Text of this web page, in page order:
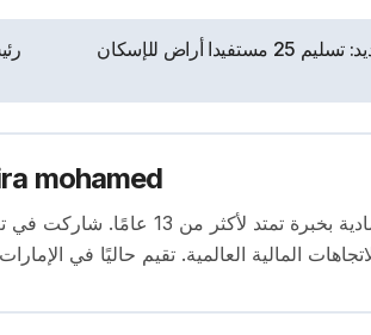
محافظ الوادي الجديد: تسليم 25 مستفيدا أراض للإسكان
mohamed
محررة اقتصادية بخبرة تمتد
المالية العالمية. تقيم حاليًا في